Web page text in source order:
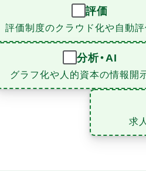
評価
評価制度のクラウド化や自動
分析・AI
グラフ化や人的資本の情報開
求